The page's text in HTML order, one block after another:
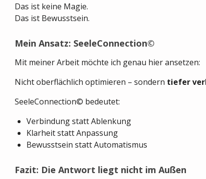
Das ist keine Magie.
Das ist Bewusstsein.
Mein Ansatz: SeeleConnection©
Mit meiner Arbeit möchte ich genau hier ansetzen:
Nicht oberflächlich optimieren – sondern tiefer
SeeleConnection© bedeutet:
Verbindung statt Ablenkung
Klarheit statt Anpassung
Bewusstsein statt Automatismus
Fazit: Die Antwort liegt nicht im Außen